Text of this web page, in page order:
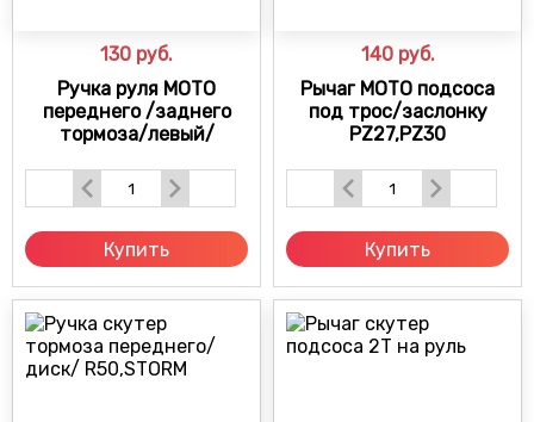
130 руб.
Ручка руля МОТО
переднего /заднего
тормоза/левый/
Купить
140 руб.
Рычаг МОТО подсоса
под трос/заслонку
PZ27,PZ30
Купить